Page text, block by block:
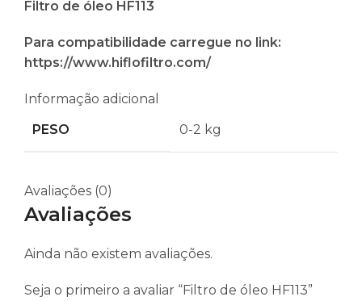
Filtro de óleo HF113
Para compatibilidade carregue no link:
https://www.hiflofiltro.com/
Informação adicional
PESO
0-2 kg
Avaliações (0)
Avaliações
Ainda não existem avaliações.
Seja o primeiro a avaliar “Filtro de óleo HF113”